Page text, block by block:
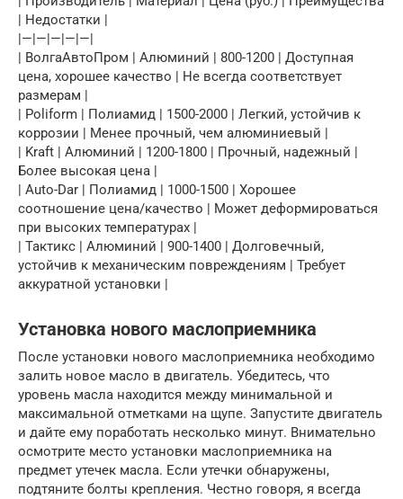
| Недостатки |
|—|—|—|—|—|
| ВолгаАвтоПром | Алюминий | 800-1200 | Доступная
цена, хорошее качество | Не всегда соответствует
размерам |
| Poliform | Полиамид | 1500-2000 | Легкий, устойчив к
коррозии | Менее прочный, чем алюминиевый |
| Kraft | Алюминий | 1200-1800 | Прочный, надежный |
Более высокая цена |
| Auto-Dar | Полиамид | 1000-1500 | Хорошее
соотношение цена/качество | Может деформироваться
при высоких температурах |
| Тактикс | Алюминий | 900-1400 | Долговечный,
устойчив к механическим повреждениям | Требует
аккуратной установки |
Установка нового маслоприемника
После установки нового маслоприемника необходимо
залить новое масло в двигатель. Убедитесь, что
уровень масла находится между минимальной и
максимальной отметками на щупе. Запустите двигатель
и дайте ему поработать несколько минут. Внимательно
осмотрите место установки маслоприемника на
предмет утечек масла. Если утечки обнаружены,
подтяните болты крепления. Честно говоря, я всегда